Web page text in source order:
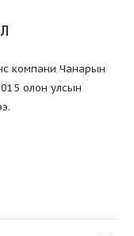
компани Чанарын
олон улсын